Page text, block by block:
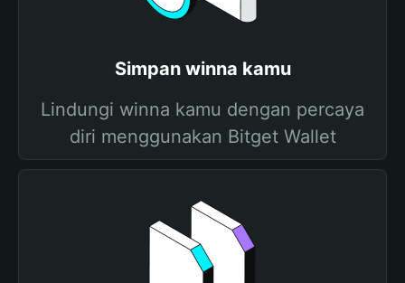
Simpan winna kamu
Lindungi winna kamu dengan percaya
diri menggunakan Bitget Wallet